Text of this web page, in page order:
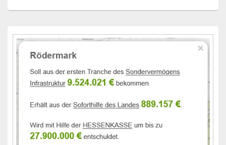
Seitenleisten-
Widgetbereich